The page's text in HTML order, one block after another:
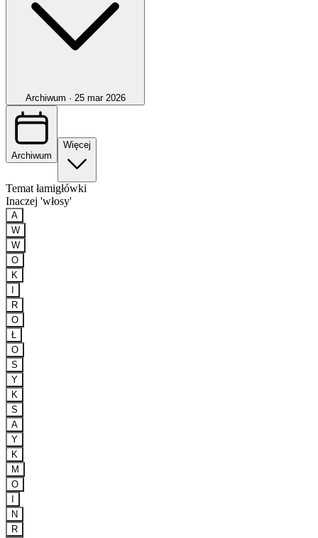
Archiwum · 25 mar 2026
Archiwum
Więcej
Temat łamigłówki
Inaczej 'włosy'
A
W
W
O
K
R
O
Ł
O
S
Y
K
S
A
Y
K
M
O
N
R